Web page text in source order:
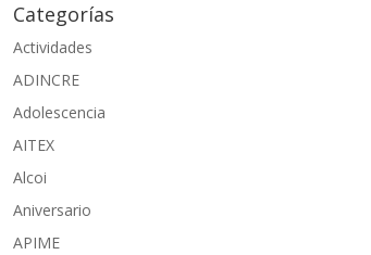
Categorías
Actividades
ADINCRE
Adolescencia
AITEX
Alcoi
Aniversario
APIME